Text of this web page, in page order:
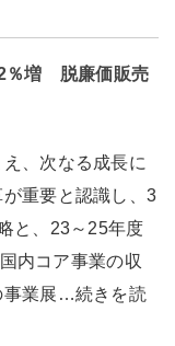
％増 脱廉価販売
、次なる成長に
重要と認識し、3
と、23～25年度
内コア事業の収
事業展…続きを読